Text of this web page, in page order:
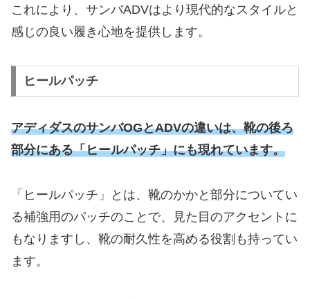
これにより、サンバADVはより現代的なスタイルと
感じの良い履き心地を提供します。
ヒールパッチ
アディダスのサンバOGとADVの違いは、靴の後ろ
部分にある「ヒールパッチ」にも現れています。
「ヒールパッチ」とは、靴のかかと部分についてい
る補強用のパッチのことで、見た目のアクセントに
もなりますし、靴の耐久性を高める役割も持ってい
ます。